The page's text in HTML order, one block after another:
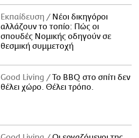
Εκπαίδευση
Νέοι δικηγόροι
αλλάζουν το τοπίο: Πώς οι
σπουδές Νομικής οδηγούν σε
θεσμική συμμετοχή
Good Living
Το BBQ στο σπίτι δεν
θέλει χώρο. Θέλει τρόπο.